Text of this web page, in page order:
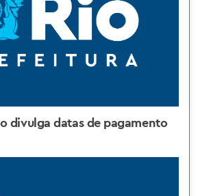
divulga datas de pagamento